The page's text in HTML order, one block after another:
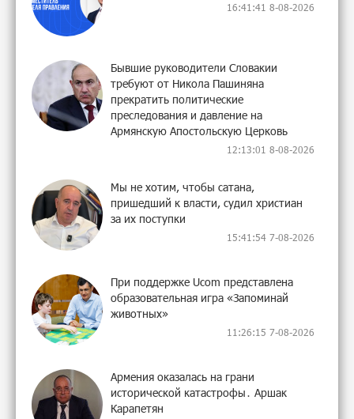
16:41:41 8-08-2026
Бывшие руководители Словакии
требуют от Никола Пашиняна
прекратить политические
преследования и давление на
Армянскую Апостольскую Церковь
12:13:01 8-08-2026
Мы не хотим, чтобы сатана,
пришедший к власти, судил христиан
за их поступки
15:41:54 7-08-2026
При поддержке Ucom представлена
образовательная игра «Запоминай
животных»
11:26:15 7-08-2026
Армения оказалась на грани
исторической катастрофы․ Аршак
Карапетян